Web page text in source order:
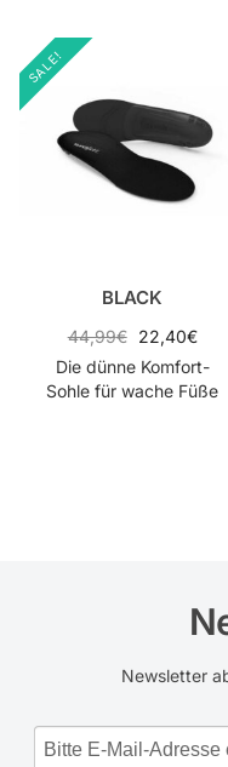
SALE!
BLACK
44,99€ 22,40€
Die dünne Komfort-
Sohle für wache Füße
Newsletter